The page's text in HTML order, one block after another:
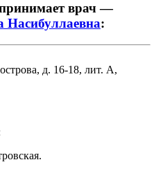
врач —
Насибуллаевна:
д. 16-18, лит. А,
.